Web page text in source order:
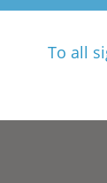
To all